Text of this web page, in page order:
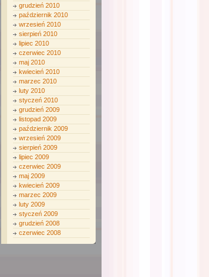
grudzień 2010
październik 2010
wrzesień 2010
sierpień 2010
lipiec 2010
czerwiec 2010
maj 2010
kwiecień 2010
marzec 2010
luty 2010
styczeń 2010
grudzień 2009
listopad 2009
październik 2009
wrzesień 2009
sierpień 2009
lipiec 2009
czerwiec 2009
maj 2009
kwiecień 2009
marzec 2009
luty 2009
styczeń 2009
grudzień 2008
czerwiec 2008